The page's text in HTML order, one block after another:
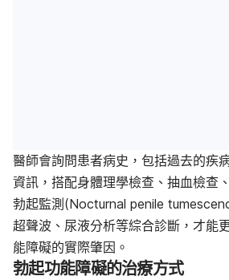
醫師會詢問患者病史，包括過去的疾
資訊，搭配身體理學檢查、抽血檢查
勃起監測(Nocturnal penile
超聲波、 尿液分析等綜合診斷，才能
能障礙的實際肇因。
勃起功能障礙的治療方式